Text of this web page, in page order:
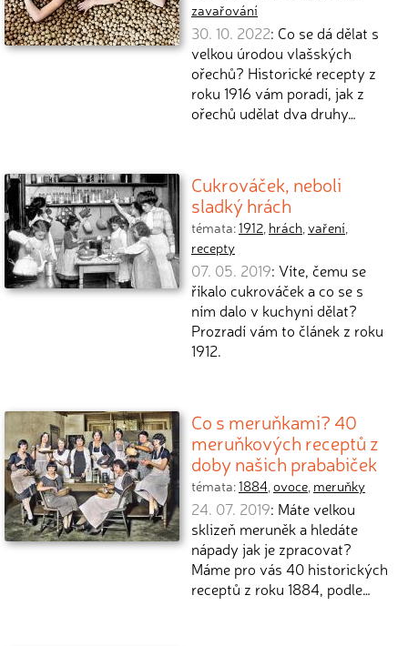
zavařování
30. 10. 2022: Co se dá dělat s
velkou úrodou vlašských
ořechů? Historické recepty z
roku 1916 vám poradí, jak z
ořechů udělat dva druhy…
Cukrováček, neboli
sladký hrách
témata:1912, hrách,vaření,
recepty
07. 05. 2019: Víte, čemu se
říkalo cukrováček a co se s
ním dalo v kuchyni dělat?
Prozradí vám to článek z roku
1912.
Co s meruňkami? 40
meruňkových receptů z
doby našich prababiček
témata:1884,ovoce, meruňky
24. 07. 2019: Máte velkou
sklizeň meruněk a hledáte
nápady jak je zpracovat?
Máme pro vás 40 historických
receptů z roku 1884, podle…